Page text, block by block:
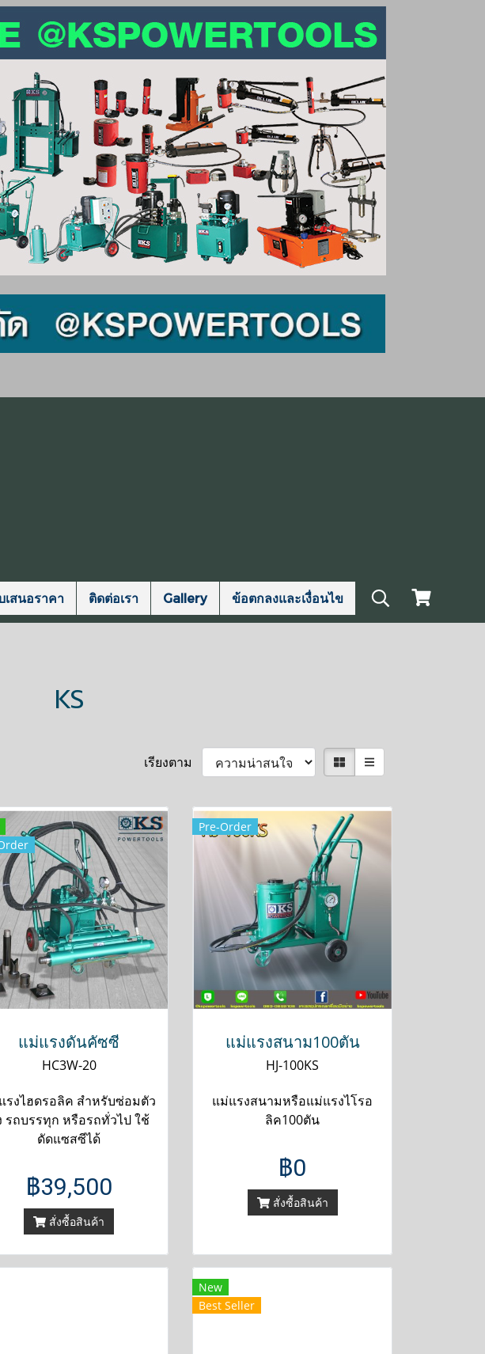
เสนอราคา ติดต่อเรา Gallery ข้อตกลงและเงื่อนไข
KS
เรียงตาม
แม่แรงดันคัซซี
HC3W-20
รงไฮดรอลิค สำหรับซ่อมตัว
รถบรรทุก หรือรถทั่วไป ใช้
ดัดแซสซีได้
฿39,500
สั่งซื้อสินค้า
Pre-Order
แม่แรงสนาม100ตัน
HJ-100KS
แม่แรงสนามหรือแม่แรงไโรอ
ลิค100ตัน
฿0
สั่งซื้อสินค้า
New
Best Seller